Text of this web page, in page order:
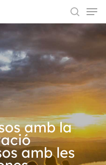
to close
amb la
amb les